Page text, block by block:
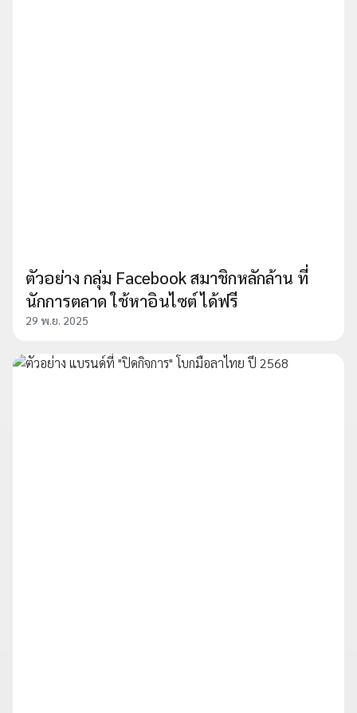
ตัวอย่าง กลุ่ม Facebook สมาชิกหลักล้าน ที่
นักการตลาด ใช้หาอินไซต์ ได้ฟรี
29 พ.ย. 2025